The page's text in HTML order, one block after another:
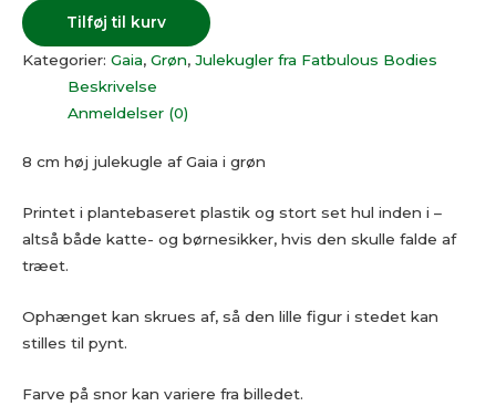
Tilføj til kurv
Kategorier: Gaia, Grøn, Julekugler fra Fatbulous Bodies
Beskrivelse
Anmeldelser (0)
8 cm høj julekugle af Gaia i grøn
Printet i plantebaseret plastik og stort set hul inden i –
altså både katte- og børnesikker, hvis den skulle falde af
træet.
Ophænget kan skrues af, så den lille figur i stedet kan
stilles til pynt.
Farve på snor kan variere fra billedet.